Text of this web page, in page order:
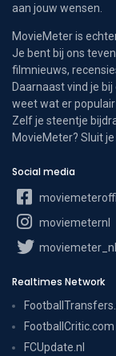
aan jouw wensen.
MovieMeter is
Je bent bij ons
filmnieuws,
Daarnaast vind je
weet wat er populair
Zelf je steentje
MovieMeter? Sluit
Social media
moviemeternl
moviemeter_nl
Realtimes Network
FootballCritic.com
FCUpdate.nl